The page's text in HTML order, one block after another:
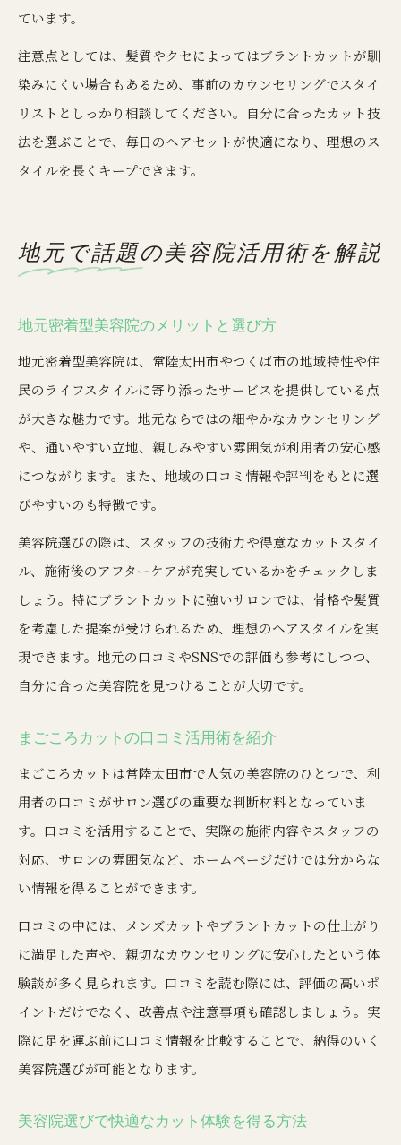
ています。
注意点としては、髪質やクセによってはブラントカットが馴
染みにくい場合もあるため、事前のカウンセリングでスタイ
リストとしっかり相談してください。自分に合ったカット技
法を選ぶことで、毎日のヘアセットが快適になり、理想のス
タイルを長くキープできます。
地元で話題の美容院活用術を解説
地元密着型美容院のメリットと選び方
地元密着型美容院は、常陸太田市やつくば市の地域特性や住
民のライフスタイルに寄り添ったサービスを提供している点
が大きな魅力です。地元ならではの細やかなカウンセリング
や、通いやすい立地、親しみやすい雰囲気が利用者の安心感
につながります。また、地域の口コミ情報や評判をもとに選
びやすいのも特徴です。
美容院選びの際は、スタッフの技術力や得意なカットスタイ
ル、施術後のアフターケアが充実しているかをチェックしま
しょう。特にブラントカットに強いサロンでは、骨格や髪質
を考慮した提案が受けられるため、理想のヘアスタイルを実
現できます。地元の口コミやSNSでの評価も参考にしつつ、
自分に合った美容院を見つけることが大切です。
まごころカットの口コミ活用術を紹介
まごころカットは常陸太田市で人気の美容院のひとつで、利
用者の口コミがサロン選びの重要な判断材料となっていま
す。口コミを活用することで、実際の施術内容やスタッフの
対応、サロンの雰囲気など、ホームページだけでは分からな
い情報を得ることができます。
口コミの中には、メンズカットやブラントカットの仕上がり
に満足した声や、親切なカウンセリングに安心したという体
験談が多く見られます。口コミを読む際には、評価の高いポ
イントだけでなく、改善点や注意事項も確認しましょう。実
際に足を運ぶ前に口コミ情報を比較することで、納得のいく
美容院選びが可能となります。
美容院選びで快適なカット体験を得る方法